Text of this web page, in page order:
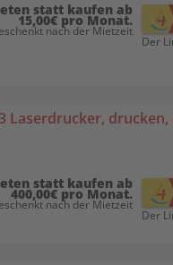
statt kaufen ab
15,00€ pro Monat.
nach der Mietzeit
Der
Laserdrucker,
statt kaufen ab
400,00€ pro Monat.
nach der Mietzeit
Der